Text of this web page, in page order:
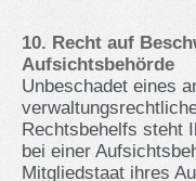
10. Recht auf
Aufsichtsbehörde
Unbeschadet eines
Rechtsbehelfs steht
bei einer
Mitgliedstaat ihres